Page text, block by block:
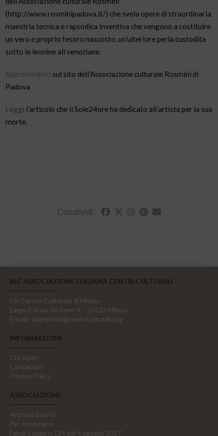
(http://www.rosminipadova.it/) che svela opere di straordinaria
maestria tecnica e rapsodica inventiva che vengono a costituire
un vero e proprio tesoro nascosto, un’ulteriore perla custodita
sotto le leonine ali veneziane.
Approfondisci sul sito dell’Associazione culturale Rosmini di
Padova
Leggi l’articolo che il Sole24ore ha dedicato all’artista per la sua
morte.
Condividi:
AIC ASSOCIAZIONE ITALIANA CENTRI CULTURALI
c/o Centro Culturale di Milano
Largo Corsia dei Servi 4, - 20122 Milano
E-mail: segreteria@centriculturali.org
INFORMAZIONI
Chi siamo
Contattaci
Privacy Policy
ASSOCIAZIONE
Archivio Eventi
Per Associarsi
Fondi Legge n.124 del 4 agosto 2017